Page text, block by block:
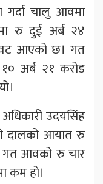
चालु आवमा
रु दुई अर्ब २४
आएको छ। गत
अर्ब २१ करोड
उदयसिंह
दालको आयात रु
गत आवको रु चार
कम हो।